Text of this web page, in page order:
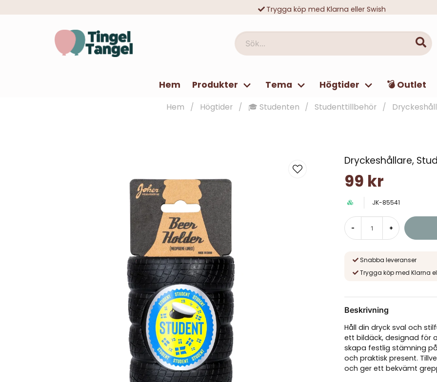
Trygga köp med Klarna eller Swish
Sök...
Hem Produkter Tema Högtider 💣 Outlet
Hem Högtider 🎓 Studenten Studenttillbehör
Dryckeshållare,
99 kr
JK-85541
- +
Snabba leveranser
Trygga köp med Klarna
Beskrivning
Håll din dryck sval och
ett bildäck, designad för
skapa festlig stämning
och praktisk present.
och ger ett bekvämt